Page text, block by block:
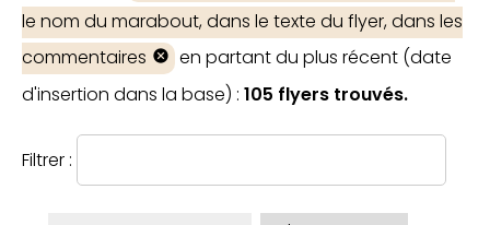
le nom du marabout, dans le texte du flyer, dans les
commentaires
en partant du plus récent (date
d'insertion dans la base) : 105 flyers trouvés.
Filtrer :